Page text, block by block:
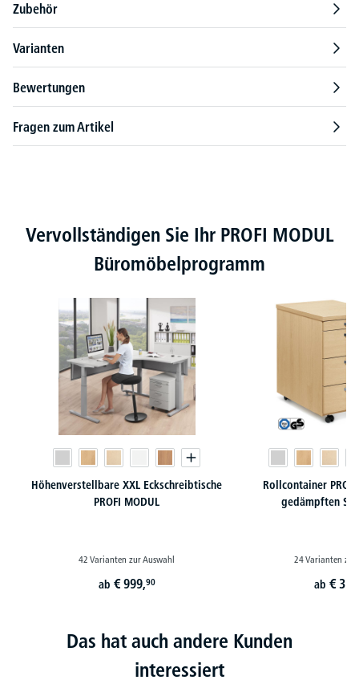
Zubehör
Varianten
Bewertungen
Fragen zum Artikel
Produktgalerie überspringen
Vervollständigen Sie Ihr PROFI MODUL
Büromöbelprogramm
Höhenverstellbare XXL Eckschreibtische
PROFI MODUL
42 Varianten zur Auswahl
ab € 999,90
Rollcontainer
gedämpften
24 Varianten zur
ab €
Das hat auch andere Kunden
interessiert